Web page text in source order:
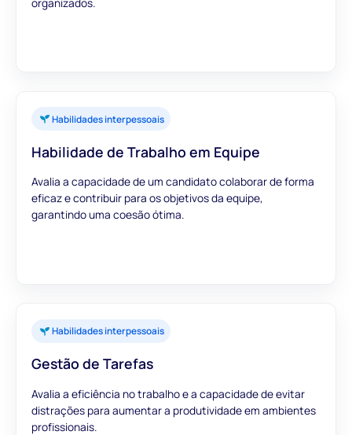
Habilidades interpessoais
Habilidade de Trabalho em Equipe
Avalia a capacidade de um candidato colaborar de forma
eficaz e contribuir para os objetivos da equipe,
garantindo uma coesão ótima.
Habilidades interpessoais
Gestão de Tarefas
Avalia a eficiência no trabalho e a capacidade de evitar
distrações para aumentar a produtividade em ambientes
profissionais.